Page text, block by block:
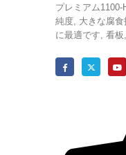
プレミアム
純度, 大きな腐
に最適です, 看